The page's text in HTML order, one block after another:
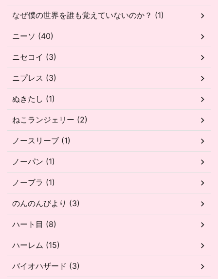
なぜ僕の世界を誰も覚えていないのか？ (1)
ニーソ (40)
ニセコイ (3)
ニプレス (3)
ぬきたし (1)
ねこランジェリー (2)
ノースリーブ (1)
ノーパン (1)
ノーブラ (1)
のんのんびより (3)
ハート目 (8)
ハーレム (15)
バイオハザード (3)